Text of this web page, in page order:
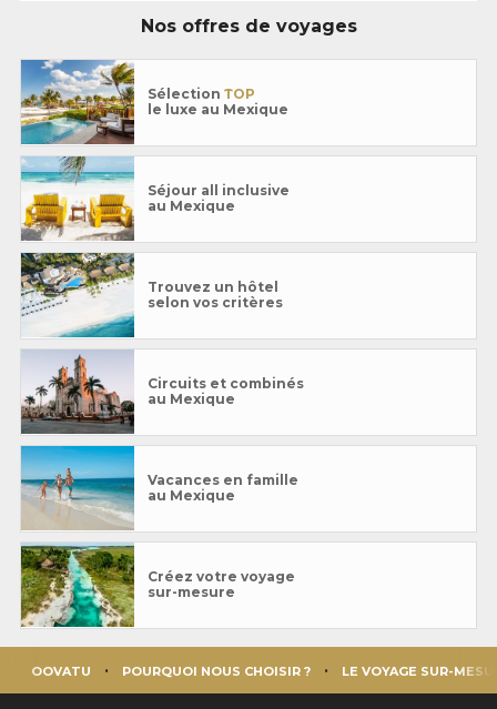
Nos offres de voyages
Sélection TOP
le luxe au Mexique
Séjour all inclusive
au Mexique
Trouvez un hôtel
selon vos critères
Circuits et combinés
au Mexique
Vacances en famille
au Mexique
Créez votre voyage
sur-mesure
OOVATU POURQUOI NOUS CHOISIR ? LE VOYAGE SUR-